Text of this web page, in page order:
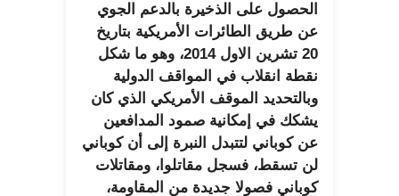
الحصول على الذخيرة بالدعم الجوي
عن طريق الطائرات الأمريكية بتاريخ
20 تشرين الاول 2014، وهو ما شكل
نقطة انقلاب في المواقف الدولية
وبالتحديد الموقف الأمريكي الذي كان
يشكك في إمكانية صمود المدافعين
عن كوباني لتتبدل النبرة إلى أن كوباني
لن تسقط، فسجل مقاتلوا، ومقاتلات
كوباني فصولا جديدة من المقاومة،